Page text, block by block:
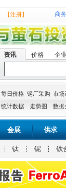
【注册】 商
资讯 价格 企
每日价格 钢厂采购 市场
统计数据
走势图 数据
会展 供求
钛 铌 铁